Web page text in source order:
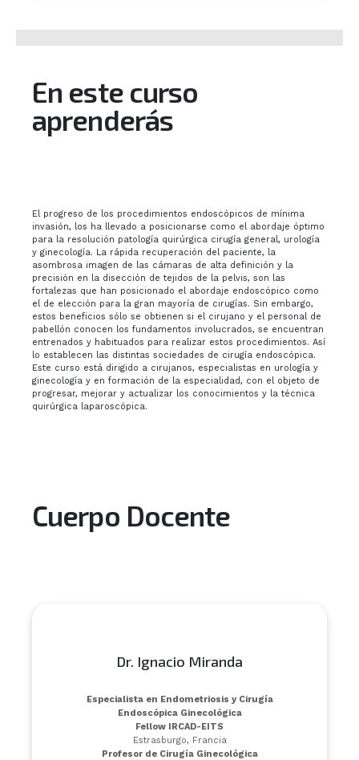
En este curso
aprenderás
El progreso de los procedimientos endoscópicos de mínima
invasión, los ha llevado a posicionarse como el abordaje óptimo
para la resolución patología quirúrgica cirugía general, urología
y ginecología. La rápida recuperación del paciente, la
asombrosa imagen de las cámaras de alta definición y la
precisión en la disección de tejidos de la pelvis, son las
fortalezas que han posicionado el abordaje endoscópico como
el de elección para la gran mayoría de cirugías. Sin embargo,
estos beneficios sólo se obtienen si el cirujano y el personal de
pabellón conocen los fundamentos involucrados, se encuentran
entrenados y habituados para realizar estos procedimientos. Así
lo establecen las distintas sociedades de cirugía endoscópica.
Este curso está dirigido a cirujanos, especialistas en urología y
ginecología y en formación de la especialidad, con el objeto de
progresar, mejorar y actualizar los conocimientos y la técnica
quirúrgica laparoscópica.
Cuerpo Docente
Dr. Ignacio Miranda
Especialista en Endometriosis y Cirugía
Endoscópica Ginecológica
Fellow IRCAD-EITS
Estrasburgo, Francia
Profesor de Cirugía Ginecológica